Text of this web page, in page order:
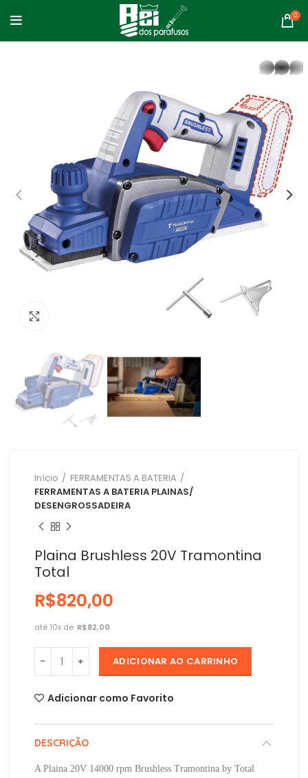
0
Início
FERRAMENTAS A BATERIA
FERRAMENTAS A BATERIA PLAINAS/
DESENGROSSADEIRA
Plaina Brushless 20V Tramontina
Total
R$
R$
ADICIONAR AO CARRINHO
Adicionar como Favorito
DESCRIÇÃO
A Plaina 20V 14000 rpm Brushless Tramontina by Total
whatsapp